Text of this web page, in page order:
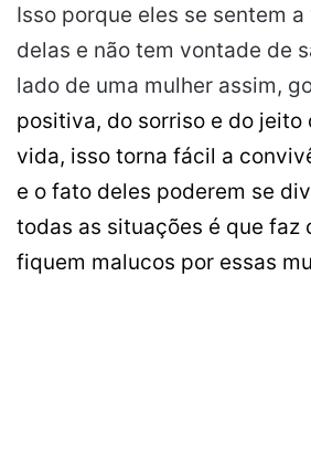
Isso porque eles se sentem
delas e não tem vontade de
lado de uma mulher assim,
positiva, do sorriso e do jeito
vida, isso torna fácil a
e o fato deles poderem se
todas as situações é que faz
fiquem malucos por essas